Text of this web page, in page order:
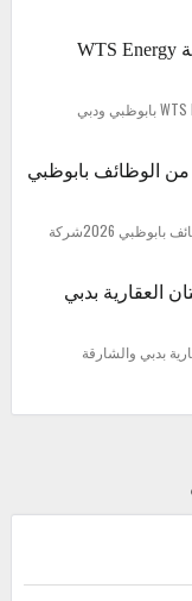
فرص توظيف بشركة طاقة WTS Energy
فرص توظيف بشركة طاقة WTS Energy بابوظبي ودبي
الوظائف بابوظبي
تعلن شركة أديكو عن عدد من الوظائف بابوظبي 2026شركة
العقارية بدبي
بدبي والشارقة